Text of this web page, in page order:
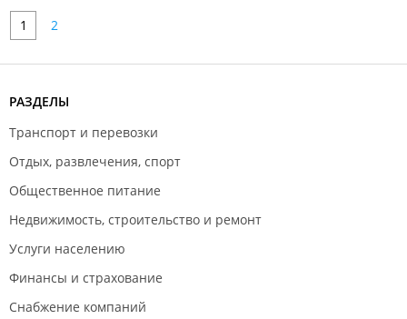
1 2
РАЗДЕЛЫ
Транспорт и перевозки
Отдых, развлечения, спорт
Общественное питание
Недвижимость, строительство и ремонт
Услуги населению
Финансы и страхование
Снабжение компаний